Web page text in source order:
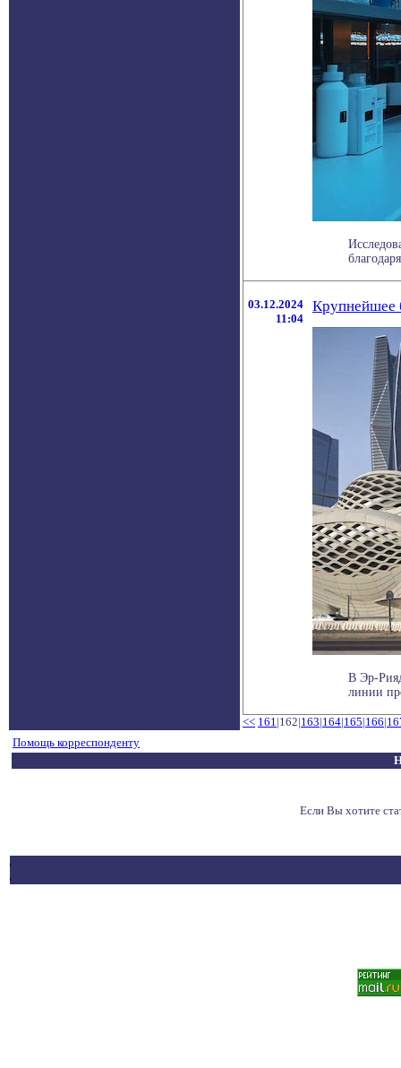
03.12.2024
11:04
Крупнейшее
В Эр-
линии
<< 161|162|163|164|165|166|
Помощь корреспонденту
Если Вы хотите